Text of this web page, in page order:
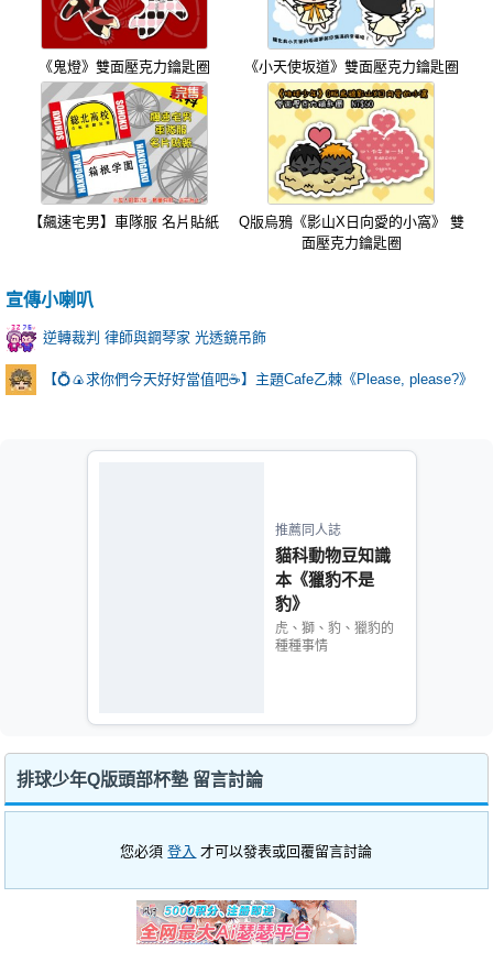
《鬼燈》雙面壓克力鑰匙圈 《小天使坂道》雙面壓克力鑰匙圈
【飆速宅男】車隊服 名片貼紙
Q版烏鴉《影山X日向愛的小窩》 雙
面壓克力鑰匙圈
宣傳小喇叭
逆轉裁判 律師與鋼琴家 光透鏡吊飾
【💍🍙求你們今天好好當值吧☕️】主題Cafe乙棘《Please, please?》
推薦同人誌
貓科動物豆知識
本《獵豹不是
豹》
虎、獅、豹、獵豹的
種種事情
排球少年Q版頭部杯墊 留言討論
您必須登入 才可以發表或回覆留言討論